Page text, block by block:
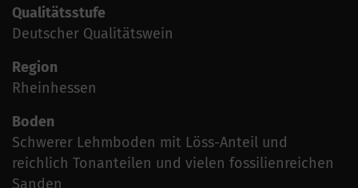
Qualitätsstufe
Deutscher Qualitätswein
Region
Rheinhessen
Boden
Schwerer Lehmboden mit Löss-Anteil und
reichlich Tonanteilen und vielen fossilienreichen
Sanden